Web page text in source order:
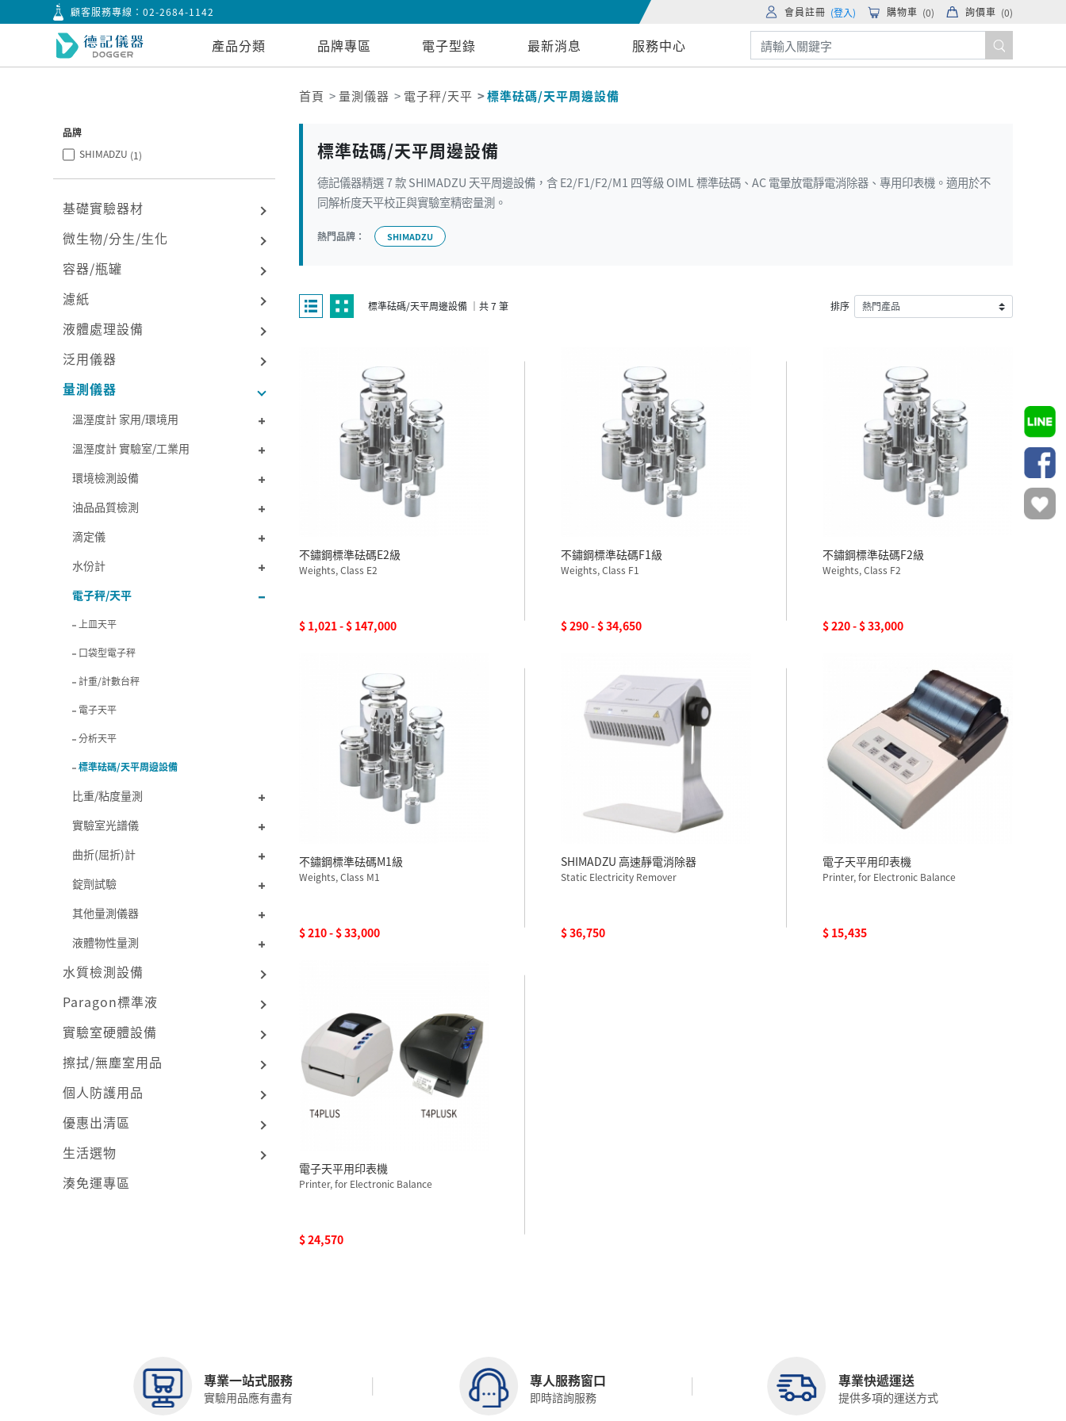
顧客服務專線：02-2684-1142 會員註冊 (登入) 購物車 (0) 詢價車 (0)
產品分類 品牌專區 電子型錄 最新消息 服務中心
首頁 量測儀器 電子秤/天平 標準砝碼/天平周邊設備
品牌
SHIMADZU (1)
基礎實驗器材
微生物/分生/生化
容器/瓶罐
濾紙
液體處理設備
泛用儀器
量測儀器
溫溼度計 家用/環境用
溫溼度計 實驗室/工業用
環境檢測設備
油品品質檢測
滴定儀
水份計
電子秤/天平
上皿天平
口袋型電子秤
計重/計數台秤
電子天平
分析天平
標準砝碼/天平周邊設備
比重/粘度量測
實驗室光譜儀
曲折(屈折)計
錠劑試驗
其他量測儀器
液體物性量測
水質檢測設備
Paragon標準液
實驗室硬體設備
擦拭/無塵室用品
個人防護用品
優惠出清區
生活選物
湊免運專區
標準砝碼/天平周邊設備
德記儀器精選 7 款 SHIMADZU 天平周邊設備，含 E2/F1/F2/M1 四等級 OIML 標準砝碼、AC 電暈放電靜電消除器、專用印表機。適用於不
同解析度天平校正與實驗室精密量測。
熱門品牌： SHIMADZU
標準砝碼/天平周邊設備 ｜共 7 筆 排序
不鏽鋼標準砝碼E2級
Weights, Class E2
$ 1,021 - $ 147,000
不鏽鋼標準砝碼F1級
Weights, Class F1
$ 290 - $ 34,650
不鏽鋼標準砝碼F2級
Weights, Class F2
$ 220 - $ 33,000
不鏽鋼標準砝碼M1級
Weights, Class M1
$ 210 - $ 33,000
SHIMADZU 高速靜電消除器
Static Electricity Remover
$ 36,750
電子天平用印表機
Printer, for Electronic Balance
$ 15,435
電子天平用印表機
Printer, for Electronic Balance
$ 24,570
專業一站式服務
實驗用品應有盡有
專人服務窗口
即時諮詢服務
專業快遞運送
提供多項的運送方式